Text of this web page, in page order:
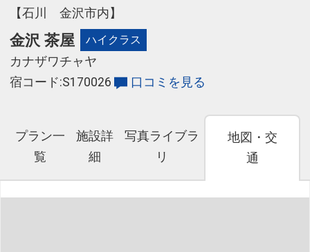
【石川 金沢市内】
金沢 茶屋 ハイクラス
カナザワチャヤ
宿コード:S170026
口コミを見る
プラン一
覧
施設詳
細
写真ライブラ
リ
地図・交
通